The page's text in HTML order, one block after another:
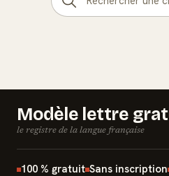
Modèle lettre
le registre de la langue française
100 % gratuit Sans inscription